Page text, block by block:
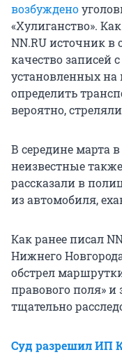
возбуждено
«Хулиганство».
NN.RU источник
качество записей
установленных на
определить
вероятно,
В середине марта
неизвестные также
рассказали в
из автомобиля,
Как ранее писал
Нижнего
обстрел
правового поля»
тщательно
Суд разрешил ИП